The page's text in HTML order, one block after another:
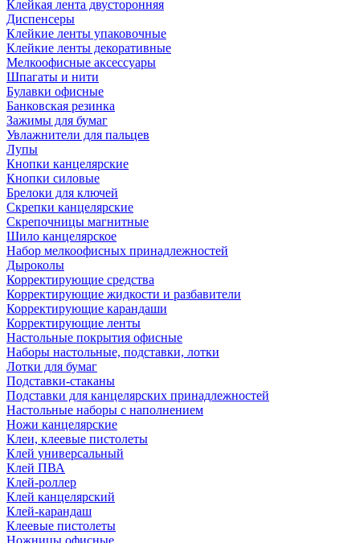
Клейкая лента двусторонняя
Диспенсеры
Клейкие ленты упаковочные
Клейкие ленты декоративные
Мелкоофисные аксессуары
Шпагаты и нити
Булавки офисные
Банковская резинка
Зажимы для бумаг
Увлажнители для пальцев
Лупы
Кнопки канцелярские
Кнопки силовые
Брелоки для ключей
Скрепки канцелярские
Скрепочницы магнитные
Шило канцелярское
Набор мелкоофисных принадлежностей
Дыроколы
Корректирующие средства
Корректирующие жидкости и разбавители
Корректирующие карандаши
Корректирующие ленты
Настольные покрытия офисные
Наборы настольные, подставки, лотки
Лотки для бумаг
Подставки-стаканы
Подставки для канцелярских принадлежностей
Настольные наборы с наполнением
Ножи канцелярские
Клеи, клеевые пистолеты
Клей универсальный
Клей ПВА
Клей-роллер
Клей канцелярский
Клей-карандаш
Клеевые пистолеты
Ножницы офисные